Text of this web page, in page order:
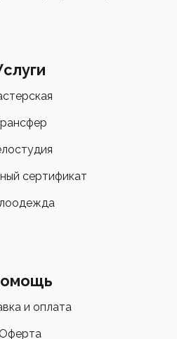
сертификат
и оплата
Оферта